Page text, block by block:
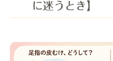
に迷うとき】